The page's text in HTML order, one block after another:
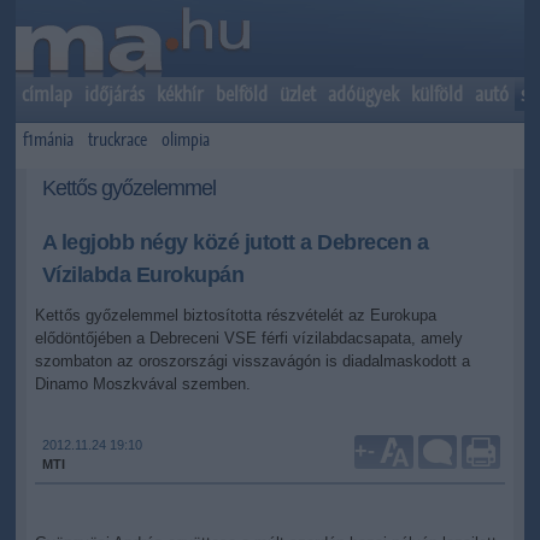
címlap időjárás kékhír belföld üzlet adóügyek külföld autó
f1mánia truckrace olimpia
Kettős győzelemmel
A legjobb négy közé jutott a Debrecen a
Vízilabda Eurokupán
Kettős győzelemmel biztosította részvételét az Eurokupa
elődöntőjében a Debreceni VSE férfi vízilabdacsapata, amely
szombaton az oroszországi visszavágón is diadalmaskodott a
Dinamo Moszkvával szemben.
2012.11.24 19:10
MTI
+-